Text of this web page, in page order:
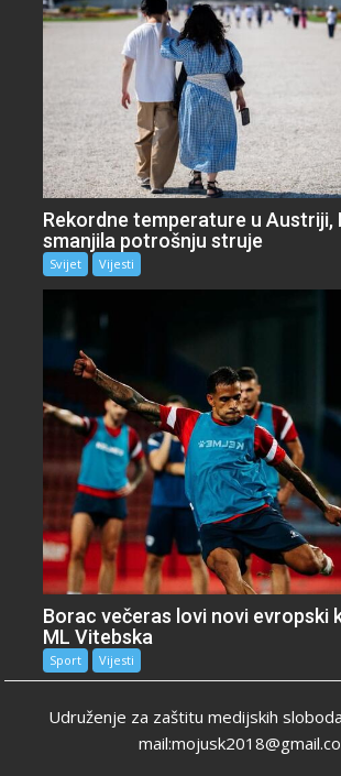
Rekordne temperature u Austriji,
smanjila potrošnju struje
Svijet Vijesti
Borac večeras lovi novi evropski
ML Vitebska
Sport Vijesti
Udruženje za zaštitu medijskih